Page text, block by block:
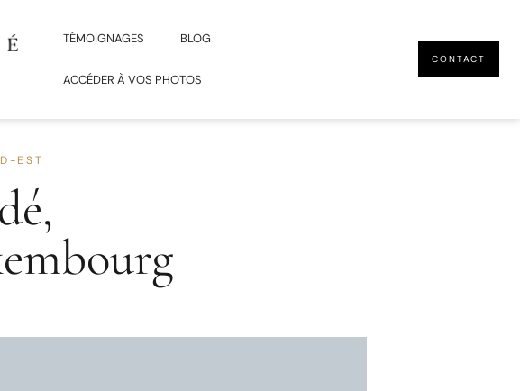
TÉMOIGNAGES BLOG
ACCÉDER À VOS PHOTOS
CONTACT
EST